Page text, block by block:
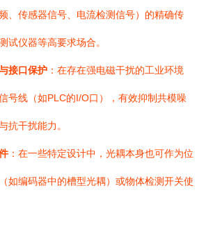
、传感器信号、电流检测信号）的精确传
试仪器等高要求场合。
接口保护 ：在存在强电磁干扰的工业环境
号线（如PLC的I/O口），有效抑制共模噪
抗干扰能力。
：在一些特定设计中，光耦本身也可作为位
如编码器中的槽型光耦）或物体检测开关使